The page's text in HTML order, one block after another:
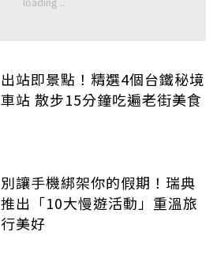
出站即景點！精選4個台鐵秘境
車站 散步15分鐘吃遍老街美食
別讓手機綁架你的假期！瑞典
推出「10大慢遊活動」重溫旅
行美好